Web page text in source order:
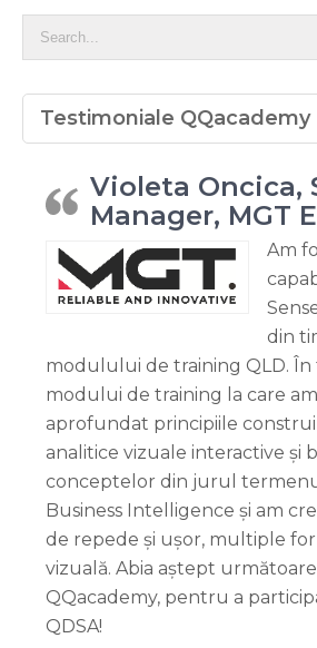
Testimoniale QQacademy
Violeta Oncica,
Manager, MGT
Am
din
modulului de training QLD. În
modului de training la care
aprofundat principiile
analitice vizuale interactive și
conceptelor din jurul
Business Intelligence și am
de repede și ușor, multiple
vizuală. Abia aștept
QQacademy, pentru a
QDSA!